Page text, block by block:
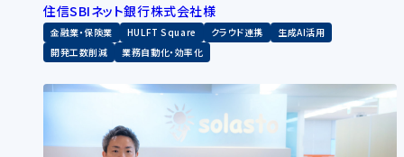
住信SBIネット銀行株式会社様
金融業・保険業 HULFT Square クラウド連携
生成AI活用
開発工数削減
業務自動化・効率化